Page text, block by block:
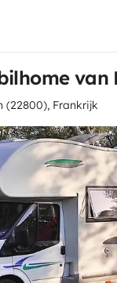
van
(22800), Frankrijk